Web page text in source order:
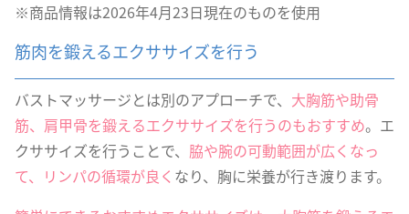
※商品情報は2026年4月23日現在のものを使用
筋肉を鍛えるエクササイズを行う
バストマッサージとは別のアプローチで、 大胸筋や助骨
筋、肩甲骨を鍛えるエクササイズを行うのもおすすめ。エ
クササイズを行うことで、 脇や腕の可動範囲が広くなっ
て、リンパの循環が良く なり、胸に栄養が行き渡ります。